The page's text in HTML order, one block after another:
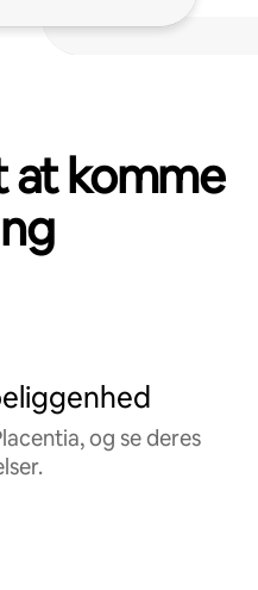
at komme
og se deres